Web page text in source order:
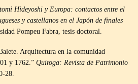
Hideyoshi y Europa: contactos entre el
y castellanos en el Japón de finales
Pompeu Fabra, tesis doctoral.
Arquitectura en la comunidad
y 1762.” Quiroga: Revista de Patrimonio
28.